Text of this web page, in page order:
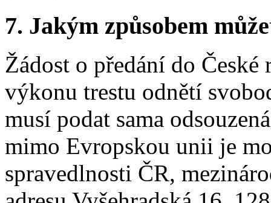
7. Jakým způsobem
Žádost o předání do
výkonu trestu odnětí
musí podat sama
mimo Evropskou unii je
spravedlnosti ČR,